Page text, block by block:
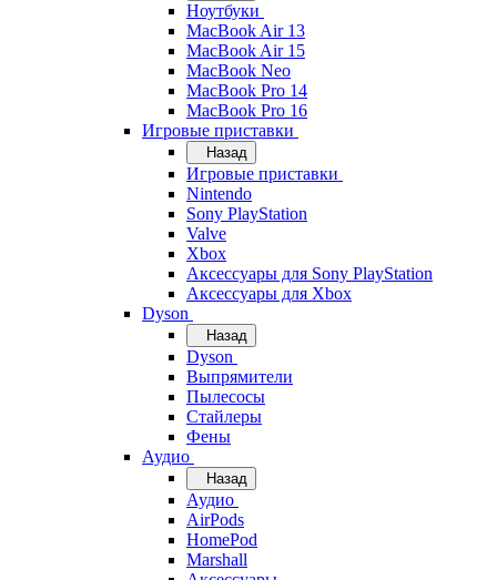
Ноутбуки
MacBook Air 13
MacBook Air 15
MacBook Neo
MacBook Pro 14
MacBook Pro 16
Игровые приставки
Назад
Игровые приставки
Nintendo
Sony PlayStation
Valve
Xbox
Аксессуары для Sony PlayStation
Аксессуары для Xbox
Dyson
Назад
Dyson
Выпрямители
Пылесосы
Стайлеры
Фены
Аудио
Назад
Аудио
AirPods
HomePod
Marshall